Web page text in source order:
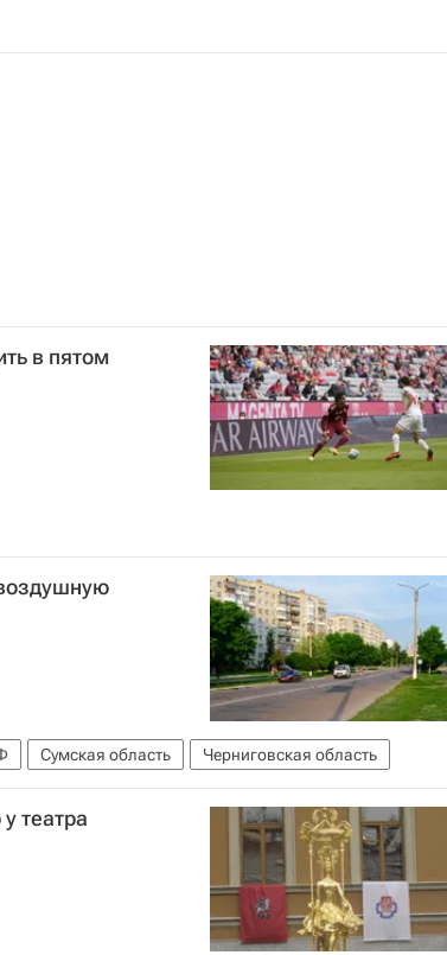
в пятом
Сумская область Черниговская область
театра